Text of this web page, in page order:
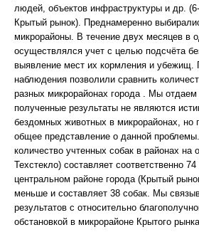
людей, объектов инфраструктуры и др.
Крытый рынок). Преднамеренно
микрорайоны. В течение двух месяцев в
осуществлялся учет с целью подсчёта
выявление мест их кормления и убежищ.
наблюдения позволили сравнить
разных микрорайонах города . Мы отдаем
полученные результаты не являются
бездомных животных в микрорайонах, но
общее представление о данной
количество учтенных собак в районах на
Техстекло) составляет соответственно
центральном районе города (Крытый
меньше и составляет 38 собак. Мы
результатов с относительно
обстановкой в микрорайоне Крытого